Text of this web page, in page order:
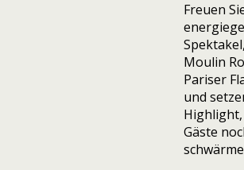
Freuen
Moulin
Pariser
und
Gäste